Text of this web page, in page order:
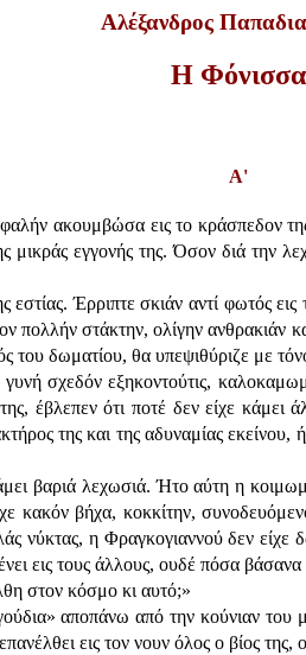
Αλέξανδρος
Η Φόνισσα
Α'
ακουμβώσα εις το κράσπεδον
μικράς εγγονής της. Όσον διά την
Έρριπτε σκιάν αντί φωτός
πολλήν στάκτην, ολίγην
του δωματίου, θα υπεψιθύριζε με
σχεδόν εξηκοντούτις,
έβλεπεν ότι ποτέ δεν είχε
της και της αδυναμίας
βαριά λεχωσιά. Ήτο αύτη η
κακόν βήχα, κοκκίτην,
νύκτας, η Φραγκογιαννού δεν
εις τους άλλους, ουδέ πόσα
στον κόσμο κι αυτό;»
αποπάνω από την κούνιαν
εις τον νουν όλος ο βίος